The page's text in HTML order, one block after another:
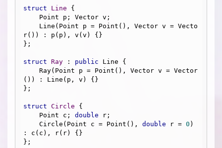
struct Line {
r()) : p(p), v(v) {}
};
struct Ray : public Line {
()) : Line(p, v) {}
};
struct Circle {
    Point c;
double r;
    Circle(Point c = Point(),
double r = 0 )
: c(c), r(r) {}
};